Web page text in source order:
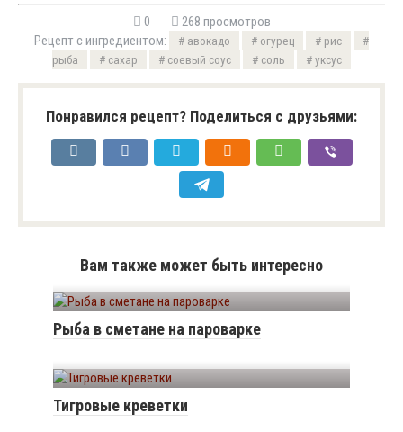
0
268 просмотров
Рецепт с ингредиентом:
авокадо огурец
рис
рыба
сахар соевый соус соль уксус
Понравился рецепт? Поделиться с друзьями:
Вам также может быть интересно
Рыба в сметане на пароварке
Тигровые креветки